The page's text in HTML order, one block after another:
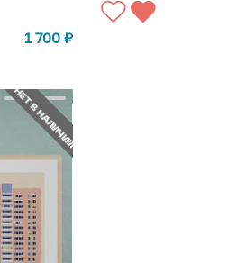
1 700 ₽
СООБЩИТЬ О
НЕТ В НАЛИЧИИ